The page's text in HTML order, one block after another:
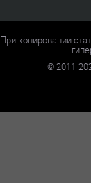
При копировании
©2011-